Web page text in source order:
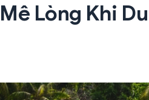
Lòng Khi